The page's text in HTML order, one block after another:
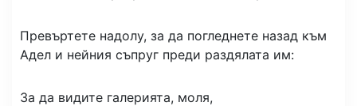
Превъртете надолу, за да погледнете назад към
Адел и нейния съпруг преди раздялата им:
За да видите галерията, моля,